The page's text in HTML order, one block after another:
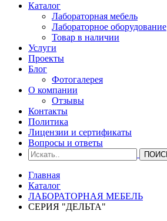
Каталог
Лабораторная мебель
Лабораторное оборудование
Товар в наличии
Услуги
Проекты
Блог
Фотогалерея
О компании
Отзывы
Контакты
Политика
Лицензии и сертификаты
Вопросы и ответы
Главная
Каталог
ЛАБОРАТОРНАЯ МЕБЕЛЬ
СЕРИЯ "ДЕЛЬТА"